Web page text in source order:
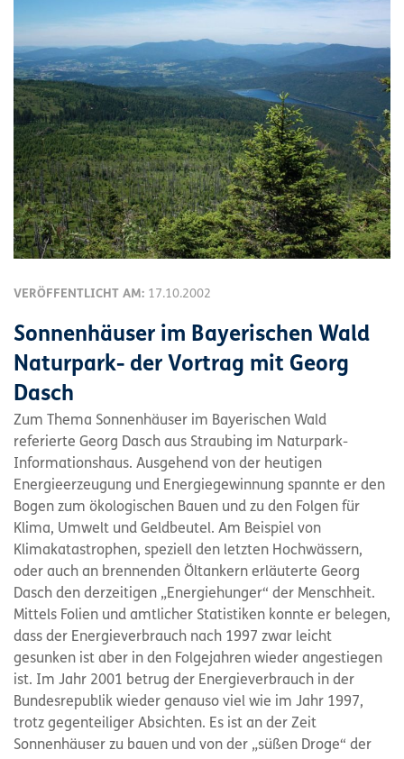
VERÖFFENTLICHT AM: 17.10.2002
Sonnenhäuser im Bayerischen Wald
Naturpark- der Vortrag mit Georg
Dasch
Zum Thema Sonnenhäuser im Bayerischen Wald
referierte Georg Dasch aus Straubing im Naturpark-
Informationshaus. Ausgehend von der heutigen
Energieerzeugung und Energiegewinnung spannte er den
Bogen zum ökologischen Bauen und zu den Folgen für
Klima, Umwelt und Geldbeutel. Am Beispiel von
Klimakatastrophen, speziell den letzten Hochwässern,
oder auch an brennenden Öltankern erläuterte Georg
Dasch den derzeitigen „Energiehunger“ der Menschheit.
Mittels Folien und amtlicher Statistiken konnte er belegen,
dass der Energieverbrauch nach 1997 zwar leicht
gesunken ist aber in den Folgejahren wieder angestiegen
ist. Im Jahr 2001 betrug der Energieverbrauch in der
Bundesrepublik wieder genauso viel wie im Jahr 1997,
trotz gegenteiliger Absichten. Es ist an der Zeit
Sonnenhäuser zu bauen und von der „süßen Droge“ der